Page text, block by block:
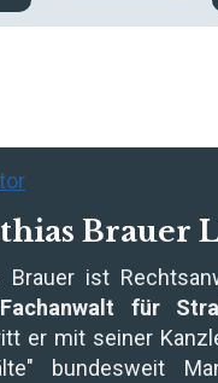
Brauer
Brauer ist
Fachanwalt für
er mit seiner
bundesweit